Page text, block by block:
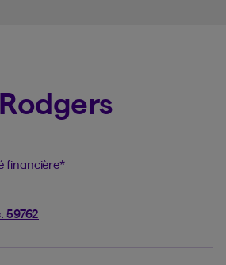
financière*
59762